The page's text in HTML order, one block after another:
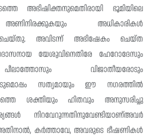
അഭിഷിക്തനുമെതിരായി ഭൂമിയിലെ
അധികാരികൾ
അവിടന്ന് അഭിഷേകം ചെയ്ത
യേശുവിനെതിരേ ഹേറോദേസും
വിജാതീയരോടും
സത്യമായും ഈ നഗരത്തിൽ
ശക്തിയും ഹിതവും അനുസരിച്ചു
നിറവേറുന്നതിനുവേണ്ടിയാണ്അവർ
കർത്താവേ, അവരുടെ ഭീഷണികൾ